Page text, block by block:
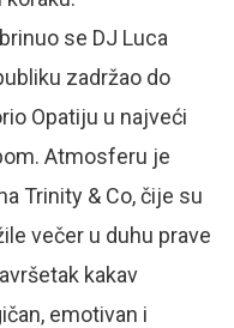
se DJ Luca
zadržao do
Opatiju u najveći
Atmosferu je
Trinity & Co, čije su
večer u duhu prave
kakav
emotivan i